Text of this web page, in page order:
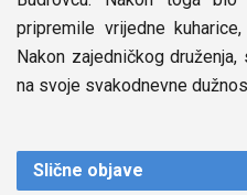
pripremile vrijedne
Nakon zajedničkog
na svoje svakodnevne
Slične objave